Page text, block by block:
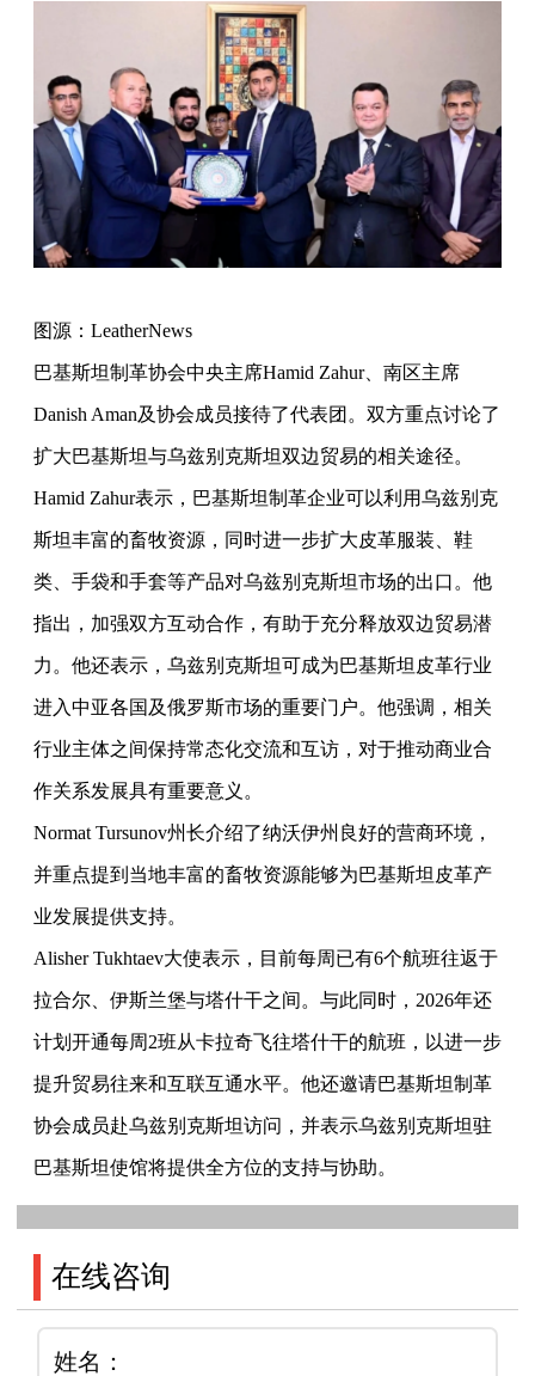
图源：LeatherNews
巴基斯坦制革协会中央主席Hamid Zahur、南区主席
Danish Aman及协会成员接待了代表团。双方重点讨论了
扩大巴基斯坦与乌兹别克斯坦双边贸易的相关途径。
Hamid Zahur表示，巴基斯坦制革企业可以利用乌兹别克
斯坦丰富的畜牧资源，同时进一步扩大皮革服装、鞋
类、手袋和手套等产品对乌兹别克斯坦市场的出口。他
指出，加强双方互动合作，有助于充分释放双边贸易潜
力。他还表示，乌兹别克斯坦可成为巴基斯坦皮革行业
进入中亚各国及俄罗斯市场的重要门户。他强调，相关
行业主体之间保持常态化交流和互访，对于推动商业合
作关系发展具有重要意义。
Normat Tursunov州长介绍了纳沃伊州良好的营商环境，
并重点提到当地丰富的畜牧资源能够为巴基斯坦皮革产
业发展提供支持。
Alisher Tukhtaev大使表示，目前每周已有6个航班往返于
拉合尔、伊斯兰堡与塔什干之间。与此同时，2026年还
计划开通每周2班从卡拉奇飞往塔什干的航班，以进一步
提升贸易往来和互联互通水平。他还邀请巴基斯坦制革
协会成员赴乌兹别克斯坦访问，并表示乌兹别克斯坦驻
巴基斯坦使馆将提供全方位的支持与协助。
在线咨询
姓名：